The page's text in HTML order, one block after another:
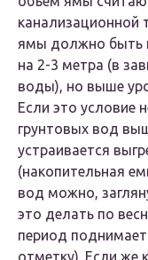
канализационной
ямы должно быть
на 2-3 метра (в
воды), но выше
Если это условие
грунтовых вод
устраивается
(накопительная
вод можно,
это делать по
период